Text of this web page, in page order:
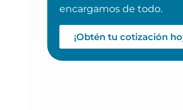
encargamos de todo.
¡Obtén tu cotización